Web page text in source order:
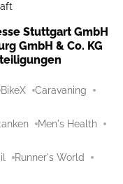
Stuttgart GmbH
GmbH & Co. KG
BikeX Caravaning
Men's Health
Runner's World